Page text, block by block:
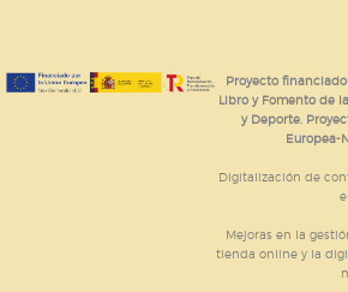
Proyecto
Libro y Fomento de
y Deporte.
Europea-
Digitalización de
Mejoras en la
tienda online y la
GUARDAR CONFIGURACIÓN